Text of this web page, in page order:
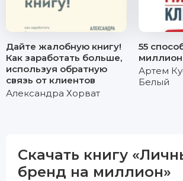
Дайте жалобную книгу!
Как заработать больше,
используя обратную
связь от клиентов
Александра Хорват
55
Артем
Белый
Скачать книгу
бренд на миллион»